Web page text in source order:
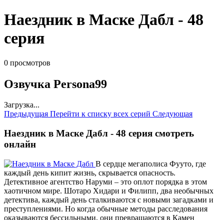
Наездник в Маске Дабл - 48
серия
0 просмотров
Озвучка Persona99
Загрузка...
Предыдущая Перейти к списку всех серий Следующая
Наездник в Маске Дабл - 48 серия смотреть
онлайн
В сердце мегаполиса Фууто, где
каждый день кипит жизнь, скрывается опасность.
Детективное агентство Наруми – это оплот порядка в этом
хаотичном мире. Шотаро Хидари и Филипп, два необычных
детектива, каждый день сталкиваются с новыми загадками и
преступлениями. Но когда обычные методы расследования
оказываются бессильными, они превращаются в Камен